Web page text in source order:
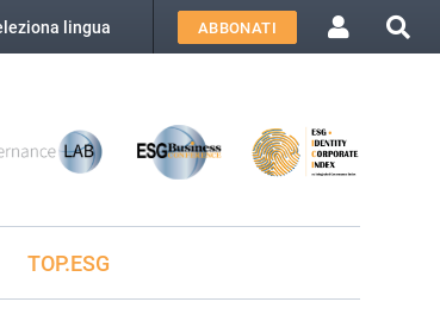
lingua ABBONATI
TOP.ESG